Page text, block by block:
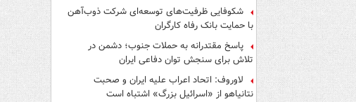
شکوفایی ظرفیت‌های توسعه‌ای شرکت ذوب‌آهن
با حمایت‌ بانک رفاه کارگران
پاسخ مقتدرانه به حملات جنوب؛ دشمن در
تلاش برای سنجش توان دفاعی ایران
لاوروف: اتحاد اعراب علیه ایران و صحبت
نتانیاهو از «اسرائیل بزرگ» اشتباه است